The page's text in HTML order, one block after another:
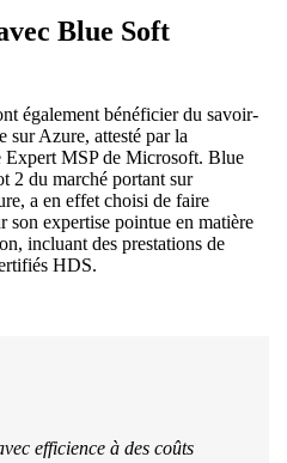
Blue Soft
également bénéficier du savoir-
sur Azure, attesté par la
Expert MSP de Microsoft. Blue
2 du marché portant sur
a en effet choisi de faire
expertise pointue en matière
incluant des prestations de
HDS.
efficience à des coûts